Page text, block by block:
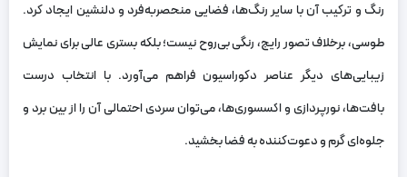
رنگ و ترکیب آن با سایر رنگ‌ها، فضایی منحصربه‌فرد و دلنشین ایجاد کرد.
طوسی، برخلاف تصور رایج، رنگی بی‌روح نیست؛ بلکه بستری عالی برای نمایش
زیبایی‌های دیگر عناصر دکوراسیون فراهم می‌آورد. با انتخاب درست
بافت‌ها، نورپردازی و اکسسوری‌ها، می‌توان سردی احتمالی آن را از بین برد و
جلوه‌ای گرم و دعوت‌کننده به فضا بخشید.